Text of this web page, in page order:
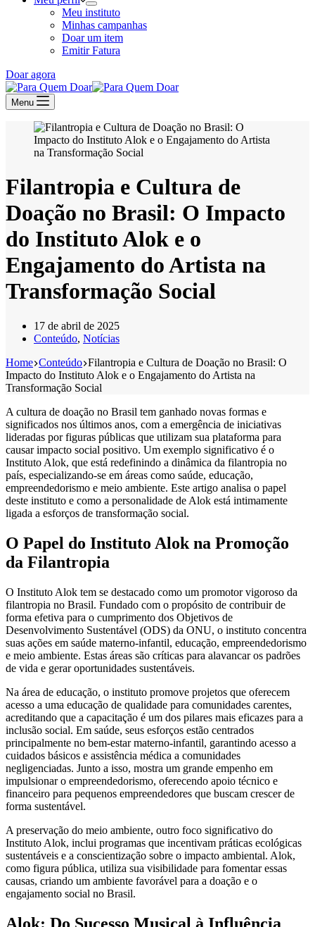
Meu instituto
Minhas campanhas
Doar um item
Emitir Fatura
Doar agora
Menu
Filantropia e Cultura de
Doação no Brasil: O Impacto
do Instituto Alok e o
Engajamento do Artista na
Transformação Social
17 de abril de 2025
Conteúdo, Notícias
Home Conteúdo Filantropia e Cultura de Doação no Brasil: O
Impacto do Instituto Alok e o Engajamento do Artista na
Transformação Social
A cultura de doação no Brasil tem ganhado novas formas e
significados nos últimos anos, com a emergência de iniciativas
lideradas por figuras públicas que utilizam sua plataforma para
causar impacto social positivo. Um exemplo significativo é o
Instituto Alok, que está redefinindo a dinâmica da filantropia no
país, especializando-se em áreas como saúde, educação,
empreendedorismo e meio ambiente. Este artigo analisa o papel
deste instituto e como a personalidade de Alok está intimamente
ligada a esforços de transformação social.
O Papel do Instituto Alok na Promoção
da Filantropia
O Instituto Alok tem se destacado como um promotor vigoroso da
filantropia no Brasil. Fundado com o propósito de contribuir de
forma efetiva para o cumprimento dos Objetivos de
Desenvolvimento Sustentável (ODS) da ONU, o instituto concentra
suas ações em saúde materno-infantil, educação, empreendedorismo
e meio ambiente. Estas áreas são críticas para alavancar os padrões
de vida e gerar oportunidades sustentáveis.
Na área de educação, o instituto promove projetos que oferecem
acesso a uma educação de qualidade para comunidades carentes,
acreditando que a capacitação é um dos pilares mais eficazes para a
inclusão social. Em saúde, seus esforços estão centrados
principalmente no bem-estar materno-infantil, garantindo acesso a
cuidados básicos e assistência médica a comunidades
negligenciadas. Junto a isso, mostra um grande empenho em
impulsionar o empreendedorismo, oferecendo apoio técnico e
financeiro para pequenos empreendedores que buscam crescer de
forma sustentável.
A preservação do meio ambiente, outro foco significativo do
Instituto Alok, inclui programas que incentivam práticas ecológicas
sustentáveis e a conscientização sobre o impacto ambiental. Alok,
como figura pública, utiliza sua visibilidade para fomentar essas
causas, criando um ambiente favorável para a doação e o
engajamento social no Brasil.
Alok: Do Sucesso Musical à Influência